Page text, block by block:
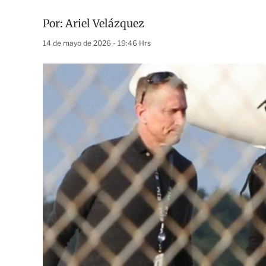
Por:Ariel Velázquez
14 de mayo de 2026 - 19:46 Hrs